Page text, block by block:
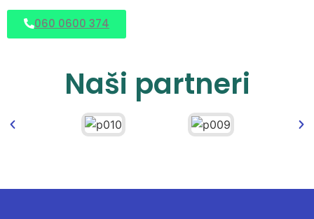
060 0600 374
Naši partneri